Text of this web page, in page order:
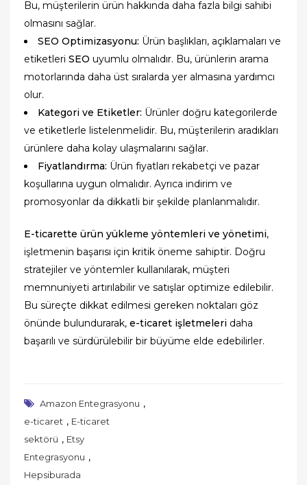
Bu, müşterilerin ürün hakkında daha fazla bilgi sahibi
olmasını sağlar.
SEO Optimizasyonu: Ürün başlıkları, açıklamaları ve
etiketleri SEO uyumlu olmalıdır. Bu, ürünlerin arama
motorlarında daha üst sıralarda yer almasına yardımcı
olur.
Kategori ve Etiketler: Ürünler doğru kategorilerde
ve etiketlerle listelenmelidir. Bu, müşterilerin aradıkları
ürünlere daha kolay ulaşmalarını sağlar.
Fiyatlandırma: Ürün fiyatları rekabetçi ve pazar
koşullarına uygun olmalıdır. Ayrıca indirim ve
promosyonlar da dikkatli bir şekilde planlanmalıdır.
E-ticarette ürün yükleme yöntemleri ve yönetimi,
işletmenin başarısı için kritik öneme sahiptir. Doğru
stratejiler ve yöntemler kullanılarak, müşteri
memnuniyeti artırılabilir ve satışlar optimize edilebilir.
Bu süreçte dikkat edilmesi gereken noktaları göz
önünde bulundurarak, e-ticaret işletmeleri daha
başarılı ve sürdürülebilir bir büyüme elde edebilirler.
Amazon Entegrasyonu ,
e-ticaret , E-ticaret
sektörü , Etsy
Entegrasyonu ,
Hepsiburada